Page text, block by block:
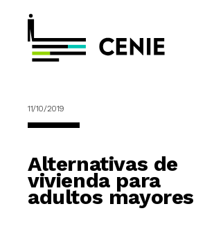
11/10/2019
Alternativas de
vivienda para
adultos mayores